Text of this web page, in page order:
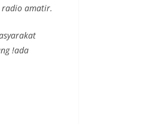
radio amatir.
!ada